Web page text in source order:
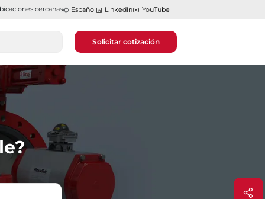
cercanas Español LinkedIn YouTube
Solicitar cotización